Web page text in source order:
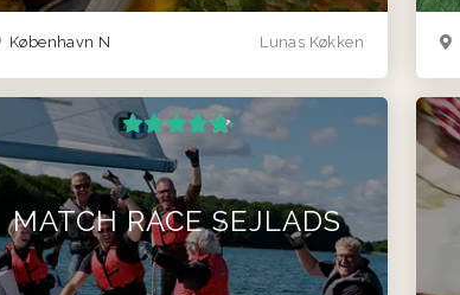
Lunas Køkken
København N
MATCH RACE SEJLADS